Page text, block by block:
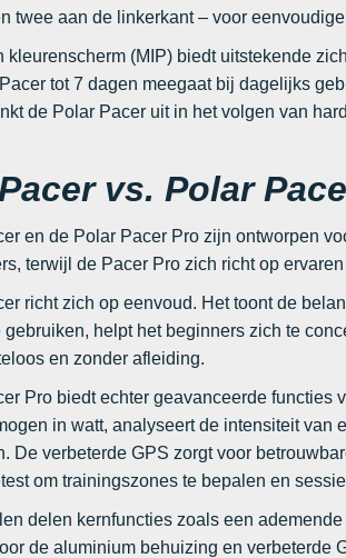
twee aan de linkerkant – voor
kleurenscherm (MIP) biedt uitstekende
tot 7 dagen meegaat bij dagelijks
de Polar Pacer uit in het volgen van
vs. Polar
en de Polar Pacer Pro zijn ontworpen
terwijl de Pacer Pro zich richt op
richt zich op eenvoud. Het toont de
helpt het beginners zich te
en zonder afleiding.
Pro biedt echter geavanceerde
in watt, analyseert de intensiteit
De verbeterde GPS zorgt voor
om trainingszones te bepalen en
delen kernfuncties zoals een
de aluminium behuizing en verbeterde